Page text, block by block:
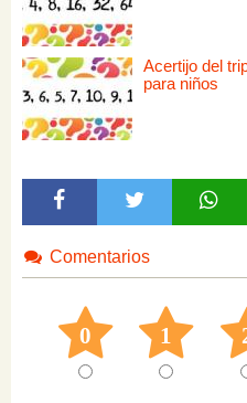
Acertijo del
para niños
Comentarios
0 1